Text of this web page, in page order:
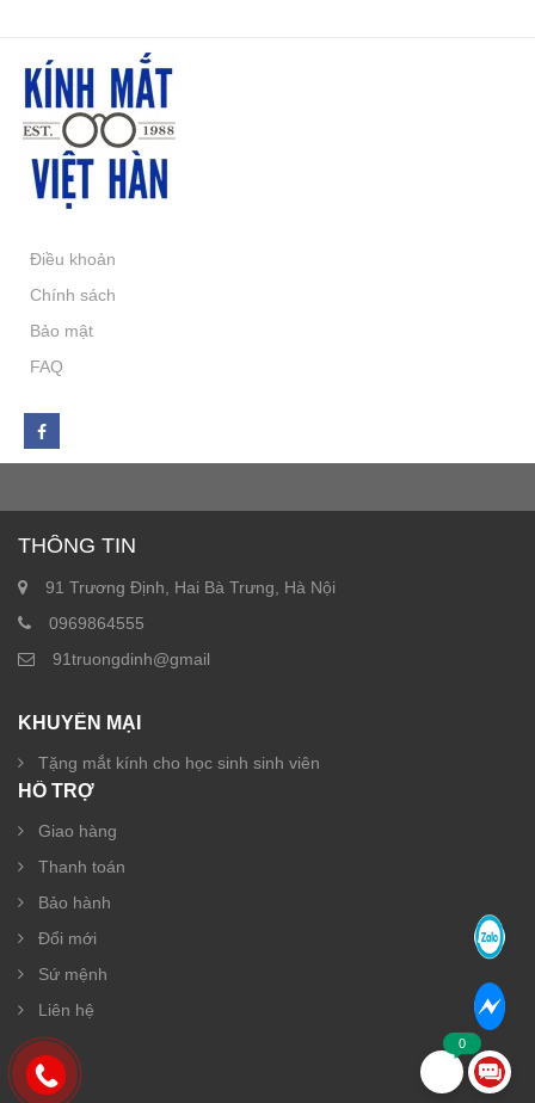
Điều khoản
Chính sách
Bảo mật
FAQ
THÔNG TIN
91 Trương Định, Hai Bà Trưng, Hà Nội
0969864555
91truongdinh@gmail
KHUYẾN MẠI
Tặng mắt kính cho học sinh sinh viên
HỖ TRỢ
Giao hàng
Thanh toán
Bảo hành
Đổi mới
Sứ mệnh
Liên hệ
0